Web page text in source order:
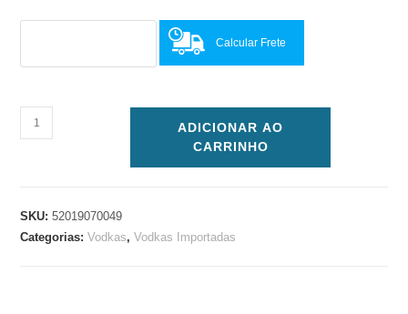
Calcular Frete
ADICIONAR AO
CARRINHO
SKU:52019070049
Categorias:Vodkas,Vodkas Importadas